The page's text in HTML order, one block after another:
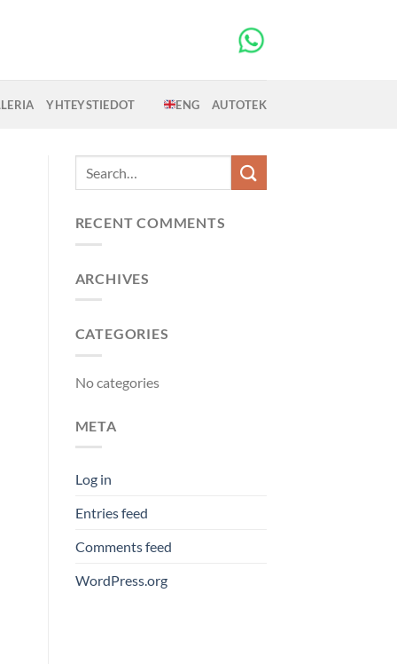
YHTEYSTIEDOT ENG AUTOTEK
RECENT COMMENTS
ARCHIVES
CATEGORIES
No categories
META
Log in
Entries feed
Comments feed
WordPress.org